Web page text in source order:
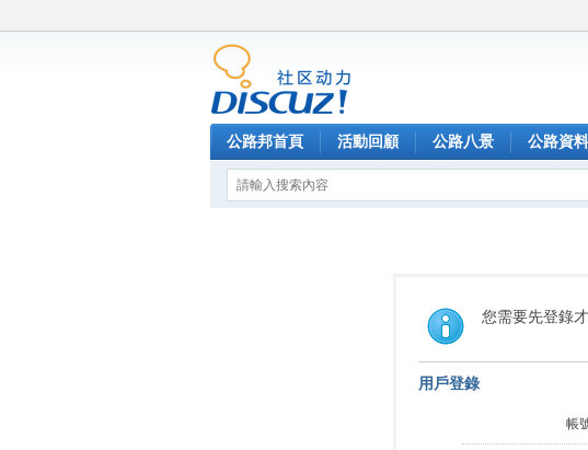
公路邦首頁 活動回顧 公路八景 公路資料
您需要先登錄
用戶登錄
帳